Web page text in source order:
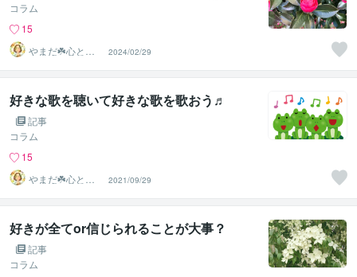
コラム
15
やまだ☘️心と頭
がスッキリ整う
サロン
2024/02/29
好きな歌を聴いて好きな歌を歌おう♬
記事
コラム
15
やまだ☘️心と頭
がスッキリ整う
サロン
2021/09/29
好きが全てor信じられることが大事？
記事
コラム